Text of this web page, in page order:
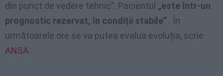
din punct de vedere tehnic”. Pacientul „este într-un
prognostic rezervat, în condiții stabile” . În
următoarele ore se va putea evalua evoluția, scrie
ANSA.